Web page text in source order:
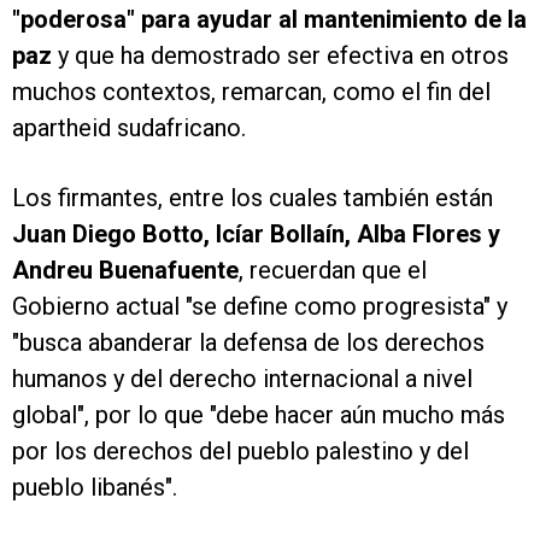
"poderosa" para ayudar al mantenimiento de la
paz y que ha demostrado ser efectiva en otros
muchos contextos, remarcan, como el fin del
apartheid sudafricano.
Los firmantes, entre los cuales también están
Juan Diego Botto, Icíar Bollaín, Alba Flores y
Andreu Buenafuente, recuerdan que el
Gobierno actual "se define como progresista" y
"busca abanderar la defensa de los derechos
humanos y del derecho internacional a nivel
global", por lo que "debe hacer aún mucho más
por los derechos del pueblo palestino y del
pueblo libanés".